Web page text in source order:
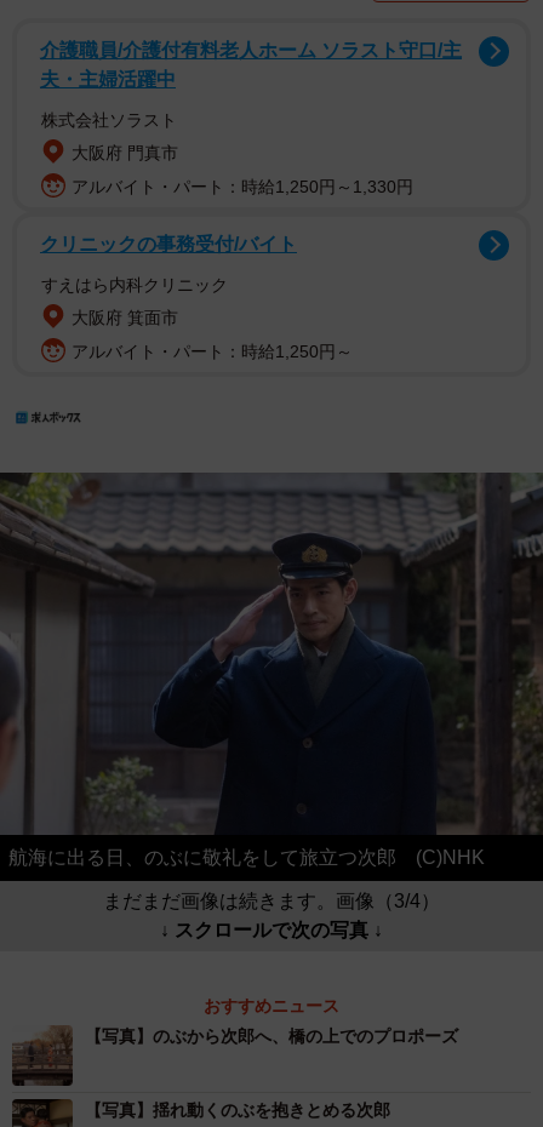
介護職員/介護付有料老人ホーム ソラスト守口/主
夫・主婦活躍中
株式会社ソラスト
大阪府 門真市
アルバイト・パート：時給1,250円～1,330円
クリニックの事務受付/バイト
すえはら内科クリニック
大阪府 箕面市
アルバイト・パート：時給1,250円～
航海に出る日、のぶに敬礼をして旅立つ次郎 (C)NHK
まだまだ画像は続きます。画像（3/4）
↓ スクロールで次の写真 ↓
おすすめニュース
【写真】のぶから次郎へ、橋の上でのプロポーズ
【写真】揺れ動くのぶを抱きとめる次郎